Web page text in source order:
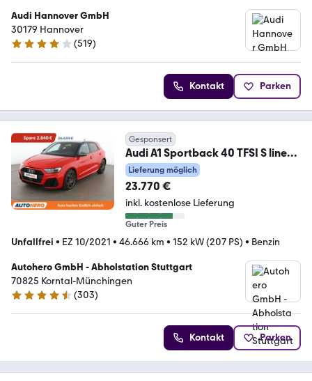
Audi Hannover GmbH
30179 Hannover
4 Sterne
(519)
Kontakt Parken
Gesponsert
Audi A1 Sportback 40 TFSI S line
Aut.*NAV*LED*TEMPO*
Lieferung möglich
23.770 €
inkl. kostenlose Lieferung
Guter Preis
Unfallfrei • EZ 10/2021 • 46.666 km • 152 kW (207 PS) • Benzin
Autohero GmbH - Abholstation Stuttgart
70825 Korntal-Münchingen
4.4 Sterne
(303)
Kontakt Parken